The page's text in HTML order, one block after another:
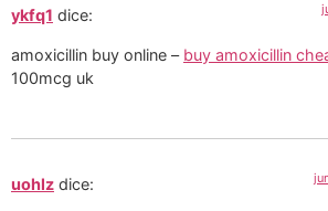
ykfq1 dice:
amoxicillin buy online – buy amoxicillin
100mcg uk
uohlz dice: